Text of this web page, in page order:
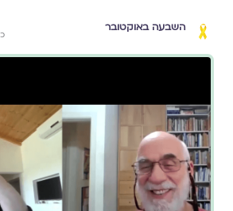
השבעה באוקטובר